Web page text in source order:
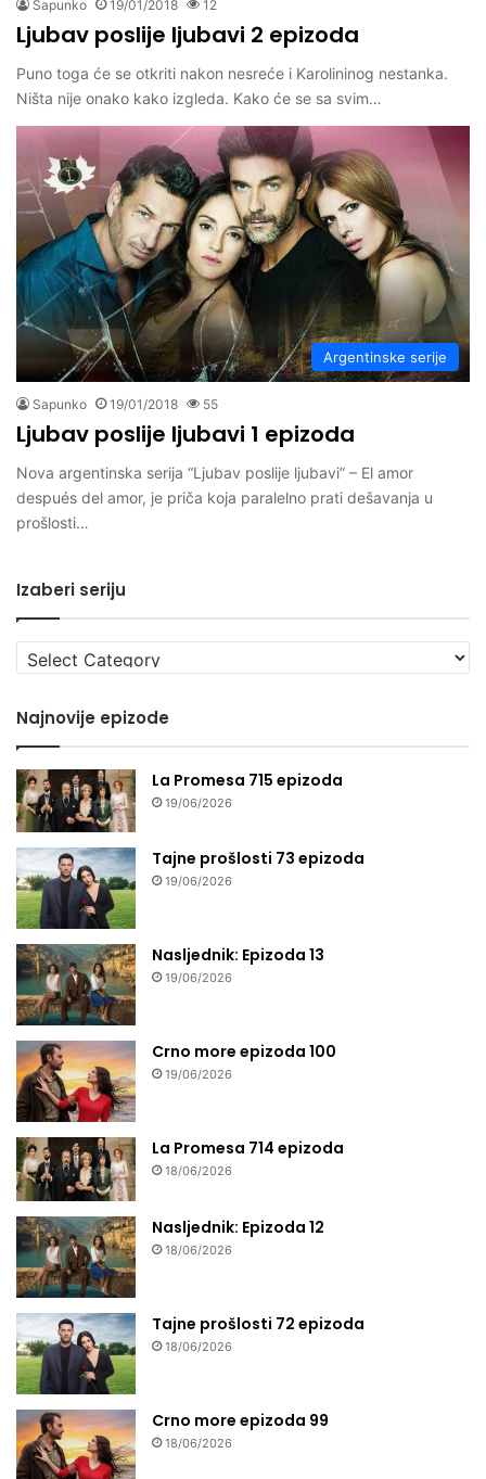
Sapunko 19/01/2018 12
Ljubav poslije ljubavi 2 epizoda
Puno toga će se otkriti nakon nesreće i Karolininog nestanka.
Ništa nije onako kako izgleda. Kako će se sa svim…
Argentinske serije
Sapunko 19/01/2018 55
Ljubav poslije ljubavi 1 epizoda
Nova argentinska serija “Ljubav poslije ljubavi” – El amor
después del amor, je priča koja paralelno prati dešavanja u
prošlosti…
Izaberi seriju
Izaberi
seriju
Najnovije epizode
La Promesa 715 epizoda
19/06/2026
Tajne prošlosti 73 epizoda
19/06/2026
Nasljednik: Epizoda 13
19/06/2026
Crno more epizoda 100
19/06/2026
La Promesa 714 epizoda
18/06/2026
Nasljednik: Epizoda 12
18/06/2026
Tajne prošlosti 72 epizoda
18/06/2026
Crno more epizoda 99
18/06/2026